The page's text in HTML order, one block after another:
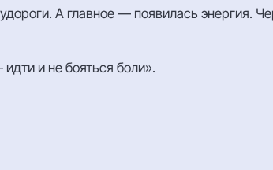
А главное — появилась энергия.
и не бояться боли».